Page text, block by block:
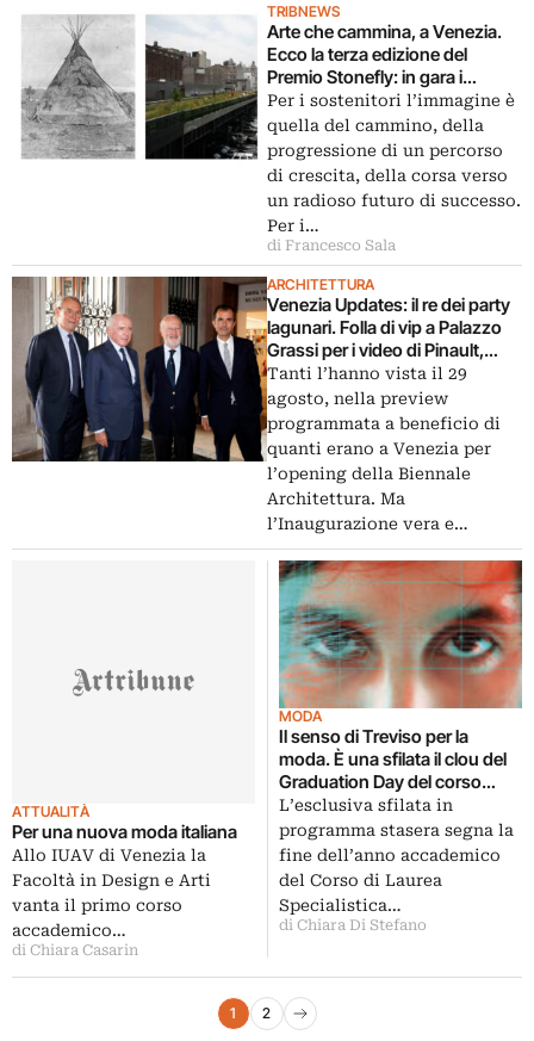
TRIBNEWS
Arte che cammina, a Venezia.
Ecco la terza edizione del
Premio Stonefly: in gara i
giovani ospiti degli Atelier della
Bevilacqua La Masa
Per i sostenitori l’immagine è
quella del cammino, della
progressione di un percorso
di crescita, della corsa verso
un radioso futuro di successo.
Per i…
di Francesco Sala
ARCHITETTURA
Venezia Updates: il re dei party
lagunari. Folla di vip a Palazzo
Grassi per i video di Pinault,
ecco chiccera all’opening
Tanti l’hanno vista il 29
agosto, nella preview
programmata a beneficio di
quanti erano a Venezia per
l’opening della Biennale
Architettura. Ma
l’Inaugurazione vera e…
ATTUALITÀ
Per una nuova moda italiana
Allo IUAV di Venezia la
Facoltà in Design e Arti
vanta il primo corso
accademico…
di Chiara Casarin
MODA
Il senso di Treviso per la
moda. È una sfilata il clou del
Graduation Day del corso
IUAV diretto da Maria Luisa
Frisa
L’esclusiva sfilata in
programma stasera segna la
fine dell’anno accademico
del Corso di Laurea
Specialistica…
di Chiara Di Stefano
Paginazione degli articoli
1 2
Pagina successiva